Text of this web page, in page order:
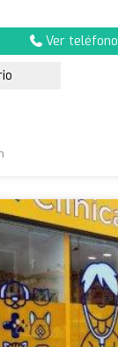
Ver teléfono